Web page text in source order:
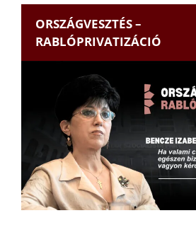
ORSZÁGVESZTÉS –
RABLÓPRIVATIZÁCIÓ